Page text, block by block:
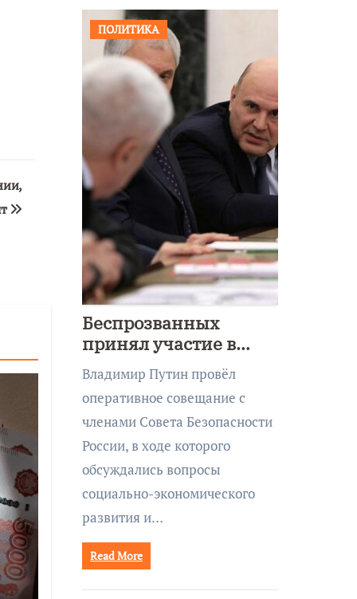
ПОЛИТИКА
Беспрозванных
принял участие в
совещании Совбеза
под руководством
Путина
Владимир Путин провёл
оперативное совещание с
членами Совета Безопасности
России, в ходе которого
обсуждались вопросы
социально-экономического
развития и…
Read More